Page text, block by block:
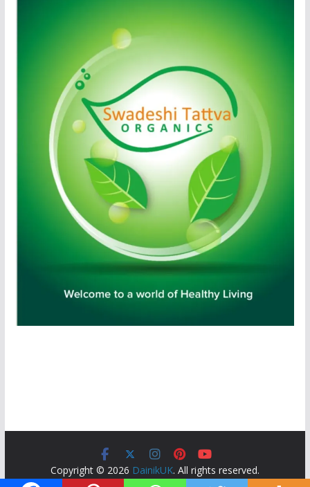
Copyright © 2026 DainikUK. All rights reserved.